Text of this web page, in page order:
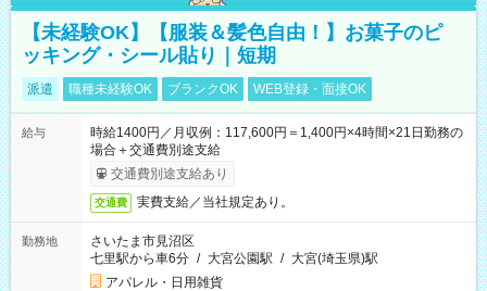
【未経験OK】【服装＆髪色自由！】お菓子のピ
ッキング・シール貼り｜短期
派遣 職種未経験OK ブランクOK WEB登録・面接OK
給与
時給1400円／月収例：117,600円＝1,400円×4時間×21日勤務の
場合＋交通費別途支給
交通費別途支給あり
交通費 実費支給／当社規定あり。
勤務地
さいたま市見沼区
七里駅から車6分 / 大宮公園駅 / 大宮(埼玉県)駅
アパレル・日用雑貨